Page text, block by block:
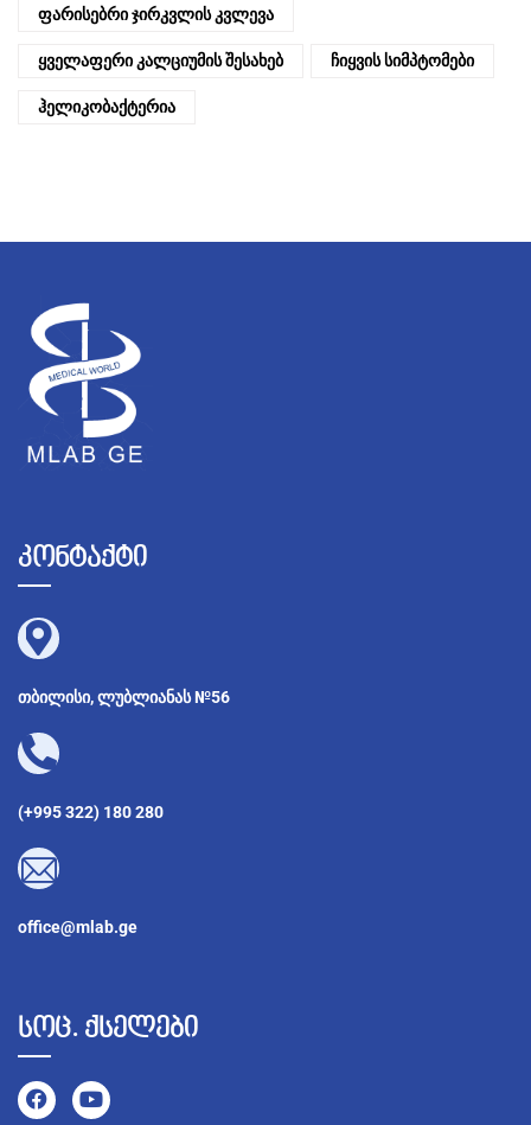
Ფარისებრი Ჯირკვლის Კვლევა
Ყველაფერი Კალციუმის Შესახებ Ჩიყვის Სიმპტომები
Ჰელიკობაქტერია
კონტაქტი
თბილისი, ლუბლიანას №56
(+995 322) 180 280
office@mlab.ge
სოც. ქსელები